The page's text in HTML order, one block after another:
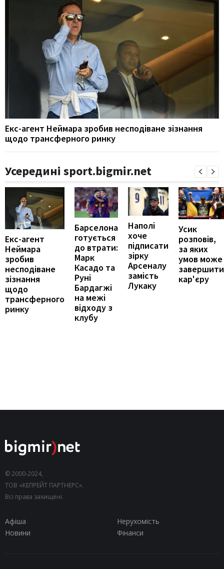
Екс-агент Неймара зробив несподіване зізнання
щодо трансферного ринку
Усередині sport.bigmir.net
Екс-агент
Неймара
зробив
несподіване
зізнання
щодо
трансферного
ринку
Барселона
готується
до втрати:
Марк
Касадо та
Руні
Бардагжі
на межі
відходу з
клубу
Наполі
хоче
підписати
зірку
Арсеналу
замість
Лукаку
Усик
розповів,
за яких
умов може
завершити
кар'єру
© 2000-2024,
ТОВ «КЕПРЕЙТ ПАРТНЕРС».
Всі права захищені.
Афіша
Нерухомість
Новини
Фінанси